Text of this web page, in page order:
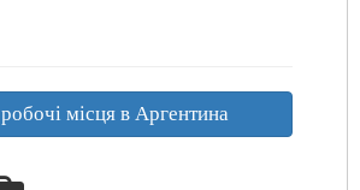
робочі місця в Аргентина